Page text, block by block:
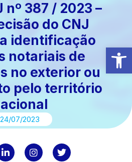
Abrir
nº 387 / 2023 –
do CNJ
identificação
notariais de
no exterior ou
pelo território
24/07/2023
L
i
I
n
T
w